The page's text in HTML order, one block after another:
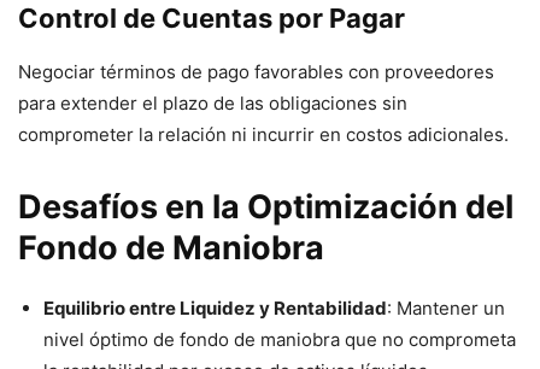
Control de Cuentas por Pagar
Negociar términos de pago favorables con proveedores
para extender el plazo de las obligaciones sin
comprometer la relación ni incurrir en costos adicionales.
Desafíos en la Optimización del
Fondo de Maniobra
Equilibrio entre Liquidez y Rentabilidad: Mantener un
nivel óptimo de fondo de maniobra que no comprometa